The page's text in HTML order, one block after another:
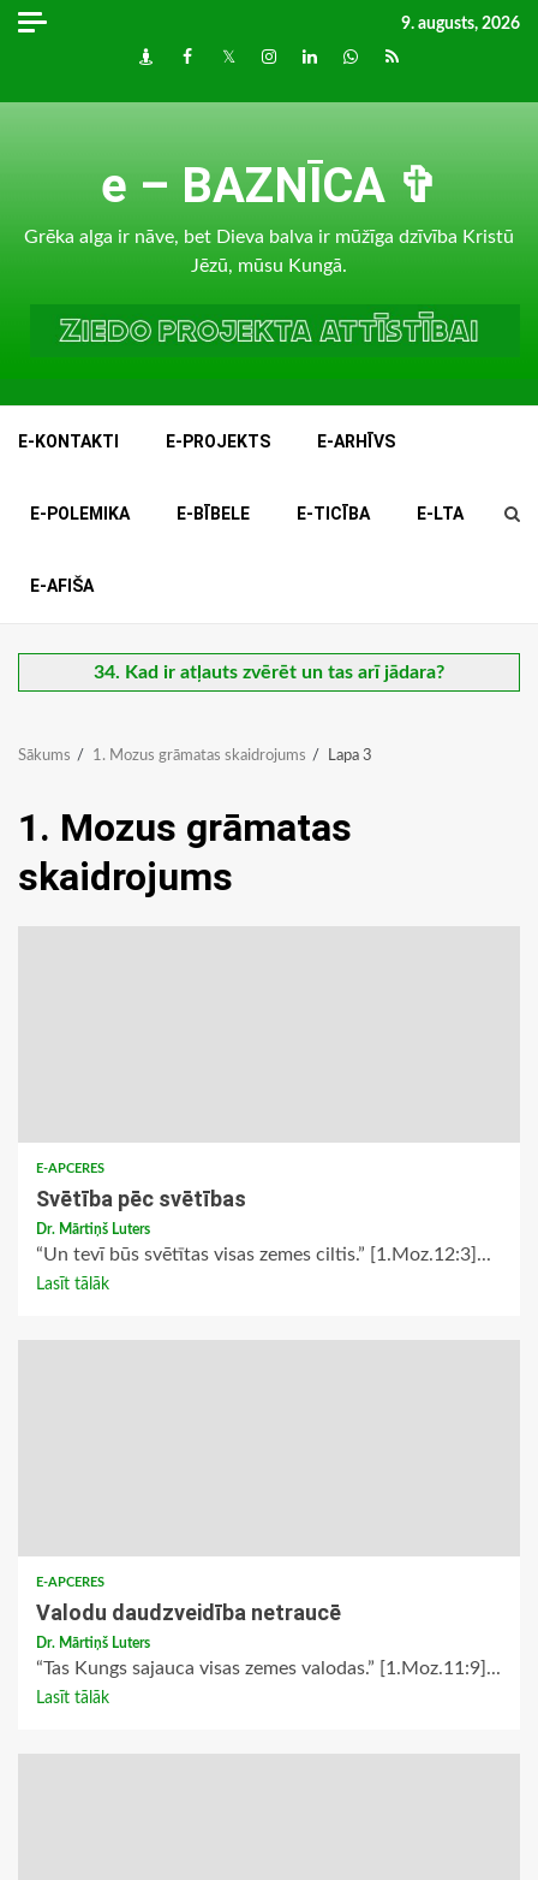
Skip
9. augusts, 2026
DraugiemFacebook
TwitterInstagram
LinkedInwhatsapp
RSS
e – BAZNĪCA ✞
Grēka alga ir nāve, bet Dieva balva ir mūžīga dzīvība Kristū
Jēzū, mūsu Kungā.
E-KONTAKTI E-PROJEKTS E-ARHĪVS
E-POLEMIKA E-BĪBELE E-TICĪBA E-LTA
E-AFIŠA
34. Kad ir atļauts zvērēt un tas arī jādara?
Sākums 1. Mozus grāmatas skaidrojums Lapa 3
1. Mozus grāmatas
skaidrojums
E-APCERES
Svētība pēc svētības
Dr. Mārtiņš Luters
“Un tevī būs svētītas visas zemes ciltis.” [1.Moz.12:3]...
Lasīt tālāk
E-APCERES
Valodu daudzveidība netraucē
Dr. Mārtiņš Luters
“Tas Kungs sajauca visas zemes valodas.” [1.Moz.11:9]...
Lasīt tālāk